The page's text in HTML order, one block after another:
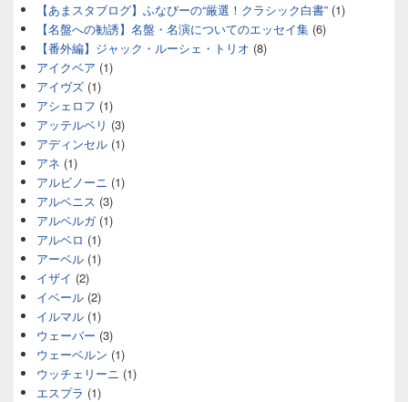
【あまスタブログ】ふなぴーの“厳選！クラシック白書” (1)
【名盤への勧誘】名盤・名演についてのエッセイ集 (6)
【番外編】ジャック・ルーシェ・トリオ (8)
アイクベア (1)
アイヴズ (1)
アシェロフ (1)
アッテルベリ (3)
アディンセル (1)
アネ (1)
アルビノーニ (1)
アルベニス (3)
アルベルガ(1)
アルベロ (1)
アーベル (1)
イザイ (2)
イベール (2)
イルマル (1)
ウェーバー (3)
ウェーベルン (1)
ウッチェリーニ (1)
エスプラ (1)